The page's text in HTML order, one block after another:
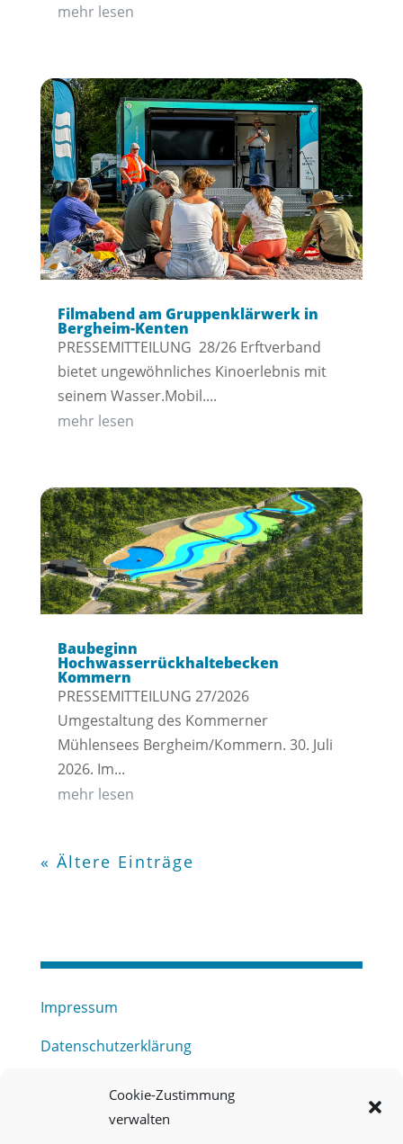
Cookie-Zustimmung
verwalten
mehr lesen
Filmabend am Gruppenklärwerk in
Bergheim-Kenten
PRESSEMITTEILUNG 28/26 Erftverband
bietet ungewöhnliches Kinoerlebnis mit
seinem Wasser.Mobil....
mehr lesen
Baubeginn
Hochwasserrückhaltebecken
Kommern
PRESSEMITTEILUNG 27/2026
Umgestaltung des Kommerner
Mühlensees Bergheim/Kommern. 30. Juli
2026. Im...
mehr lesen
« Ältere Einträge
Impressum
Datenschutzerklärung
Haftungsausschluss
Barrierefreiheitserklärung